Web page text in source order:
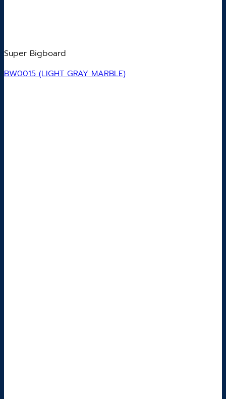
Super Bigboard
BW0015 (LIGHT GRAY MARBLE)